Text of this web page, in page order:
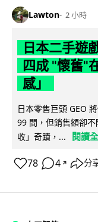
Lawton 2 小時
日本二手遊
四成 "懷舊"
感」
日本零售巨頭 GEO
99 間，但銷售額卻
收」奇蹟，...
閱讀
78 4 ↗ 分